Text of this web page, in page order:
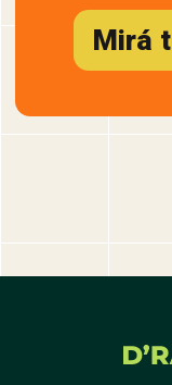
Mirá